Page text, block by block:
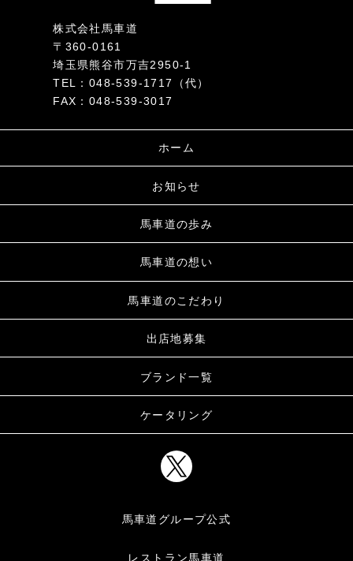
株式会社馬車道
〒360-0161
埼玉県熊谷市万吉2950-1
TEL：048-539-1717（代）
FAX：048-539-3017
ホーム
お知らせ
馬車道の歩み
馬車道の想い
馬車道のこだわり
出店地募集
ブランド一覧
ケータリング
馬車道グループ公式
レストラン馬車道